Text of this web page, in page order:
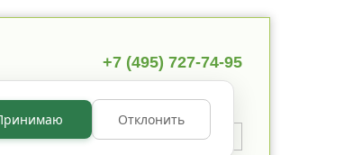
+7 (495) 727-74-95
содержимое
CC BY NC 3.0.
Отклонить